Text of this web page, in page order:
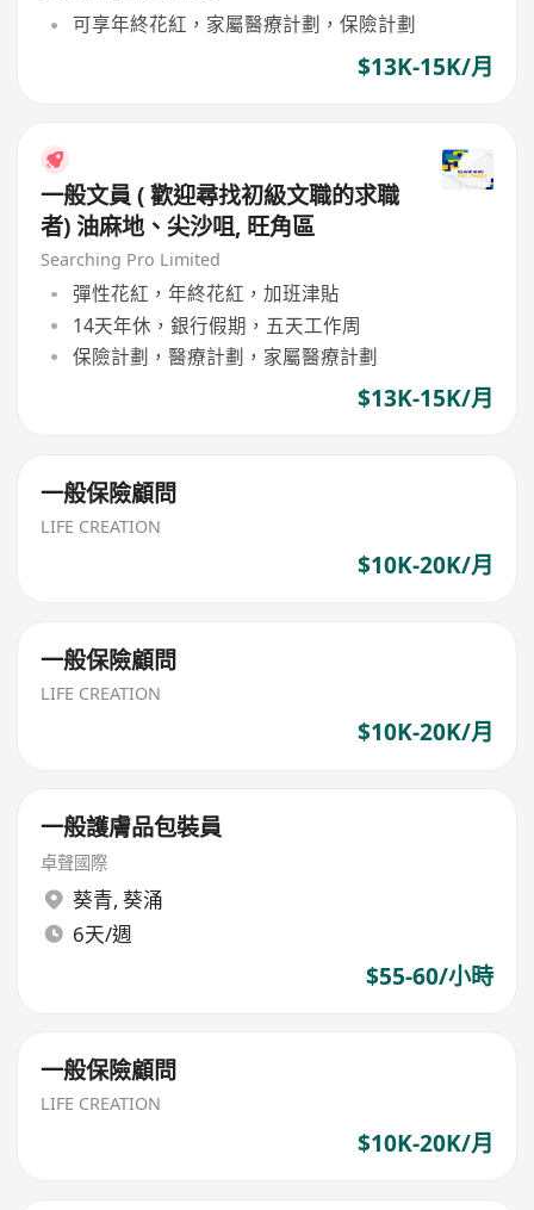
可享年終花紅，家屬醫療計劃，保險計劃
$13K-15K/月
一般文員 ( 歡迎尋找初級文職的求職
者) 油麻地、尖沙咀, 旺角區
Searching Pro Limited
彈性花紅，年終花紅，加班津貼
14天年休，銀行假期，五天工作周
保險計劃，醫療計劃，家屬醫療計劃
$13K-15K/月
一般保險顧問
LIFE CREATION
$10K-20K/月
一般保險顧問
LIFE CREATION
$10K-20K/月
一般護膚品包裝員
卓聲國際
葵青, 葵涌
6天/週
$55-60/小時
一般保險顧問
LIFE CREATION
$10K-20K/月